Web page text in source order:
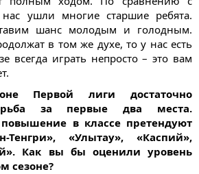
ушли многие старшие ребята.
шанс молодым и голодным.
в том же духе, то у нас есть
всегда играть непросто – это вам
Первой лиги достаточно
за первые два места.
в классе претендуют
Тенгри», «Улытау», «Каспий»,
Как вы бы оценили уровень
сезоне?